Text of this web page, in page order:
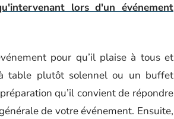
lors d'un événement
pour qu’il plaise à tous et
table plutôt solennel ou un buffet
qu’il convient de répondre
de votre événement. Ensuite,